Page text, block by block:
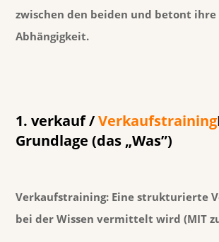
zwischen den beiden und betont ihre
Abhängigkeit.
1. verkauf /Verkaufstraining
Grundlage (das „Was”)
Verkaufstraining: Eine strukturierte
bei der Wissen vermittelt wird (MIT